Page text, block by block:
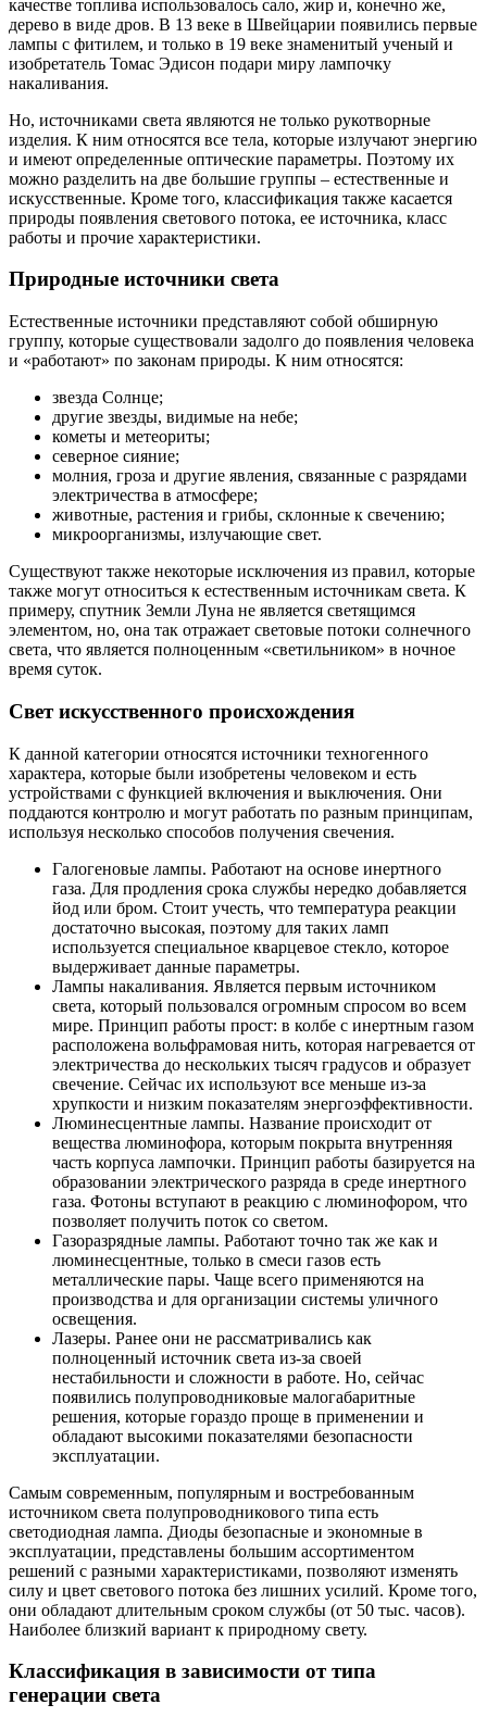
качестве топлива использовалось сало, жир и, конечно же,
дерево в виде дров. В 13 веке в Швейцарии появились первые
лампы с фитилем, и только в 19 веке знаменитый ученый и
изобретатель Томас Эдисон подари миру лампочку
накаливания.
Но, источниками света являются не только рукотворные
изделия. К ним относятся все тела, которые излучают энергию
и имеют определенные оптические параметры. Поэтому их
можно разделить на две большие группы – естественные и
искусственные. Кроме того, классификация также касается
природы появления светового потока, ее источника, класс
работы и прочие характеристики.
Природные источники света
Естественные источники представляют собой обширную
группу, которые существовали задолго до появления человека
и «работают» по законам природы. К ним относятся:
звезда Солнце;
другие звезды, видимые на небе;
кометы и метеориты;
северное сияние;
молния, гроза и другие явления, связанные с разрядами
электричества в атмосфере;
животные, растения и грибы, склонные к свечению;
микроорганизмы, излучающие свет.
Существуют также некоторые исключения из правил, которые
также могут относиться к естественным источникам света. К
примеру, спутник Земли Луна не является светящимся
элементом, но, она так отражает световые потоки солнечного
света, что является полноценным «светильником» в ночное
время суток.
Свет искусственного происхождения
К данной категории относятся источники техногенного
характера, которые были изобретены человеком и есть
устройствами с функцией включения и выключения. Они
поддаются контролю и могут работать по разным принципам,
используя несколько способов получения свечения.
Галогеновые лампы. Работают на основе инертного
газа. Для продления срока службы нередко добавляется
йод или бром. Стоит учесть, что температура реакции
достаточно высокая, поэтому для таких ламп
используется специальное кварцевое стекло, которое
выдерживает данные параметры.
Лампы накаливания. Является первым источником
света, который пользовался огромным спросом во всем
мире. Принцип работы прост: в колбе с инертным газом
расположена вольфрамовая нить, которая нагревается от
электричества до нескольких тысяч градусов и образует
свечение. Сейчас их используют все меньше из-за
хрупкости и низким показателям энергоэффективности.
Люминесцентные лампы. Название происходит от
вещества люминофора, которым покрыта внутренняя
часть корпуса лампочки. Принцип работы базируется на
образовании электрического разряда в среде инертного
газа. Фотоны вступают в реакцию с люминофором, что
позволяет получить поток со светом.
Газоразрядные лампы. Работают точно так же как и
люминесцентные, только в смеси газов есть
металлические пары. Чаще всего применяются на
производства и для организации системы уличного
освещения.
Лазеры. Ранее они не рассматривались как
полноценный источник света из-за своей
нестабильности и сложности в работе. Но, сейчас
появились полупроводниковые малогабаритные
решения, которые гораздо проще в применении и
обладают высокими показателями безопасности
эксплуатации.
Самым современным, популярным и востребованным
источником света полупроводникового типа есть
светодиодная лампа. Диоды безопасные и экономные в
эксплуатации, представлены большим ассортиментом
решений с разными характеристиками, позволяют изменять
силу и цвет светового потока без лишних усилий. Кроме того,
они обладают длительным сроком службы (от 50 тыс. часов).
Наиболее близкий вариант к природному свету.
Классификация в зависимости от типа
генерации света